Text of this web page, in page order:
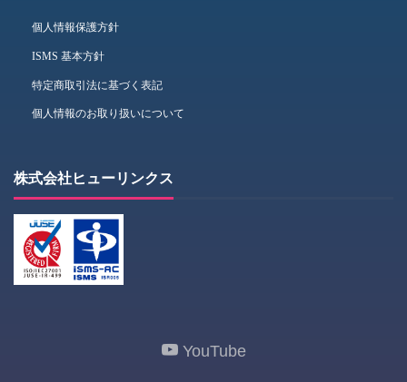
個人情報保護方針
ISMS 基本方針
特定商取引法に基づく表記
個人情報のお取り扱いについて
株式会社ヒューリンクス
YouTube